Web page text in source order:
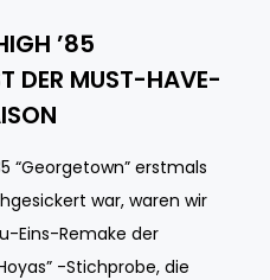
’85
DER MUST-HAVE-
“Georgetown” erstmals
war, waren wir
Eins-Remake der
-Stichprobe, die